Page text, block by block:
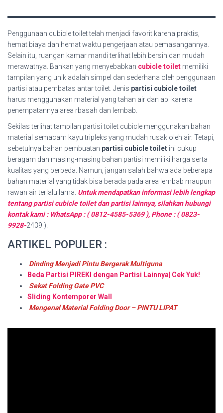
Penggunaan cubicle toilet telah menjadi favorit karena praktis,
hemat biaya dan hemat waktu pengerjaan atau pemasangannya.
Selain itu, ruangan kamar mandi terlihat lebih bersih dan mudah
merawatnya. Bahkan yang menyebabkan cubicle toilet memiliki
tampilan yang unik adalah simpel dan sederhana oleh penggunaan
partisi atau pembatas antar toilet. Jenis partisi cubicle toilet
harus menggunakan material yang tahan air dan api karena
penempatannya area rbasah dan lembab.
Sekilas terlihat tampilan partisi toilet cubicle menggunakan bahan
material semacam kayu tripleks yang mudah rusak oleh air. Tetapi,
sebetulnya bahan pembuatan partisi cubicle toilet ini cukup
beragam dan masing-masing bahan partisi memiliki harga serta
kualitas yang berbeda. Namun, jangan salah bahwa ada beberapa
bahan material yang tidak bisa berada pada area lembab maupun
rawan air terlalu lama. Untuk mendapatkan informasi lebih lengkap
tentang partisi cubicle toilet dan partisi lainnya, silahkan hubungi
kontak kami : WhatsApp : ( 0812-4585-5369 ), Phone : ( 0823-
9928-2439 ).
ARTIKEL POPULER :
Dinding Menjadi Pintu Bergerak Multiguna
Beda Partisi PIREKI dengan Partisi Lainnya| Cek Yuk!
Sekat Folding Gate PVC
Sliding Kontemporer Wall
Mengenal Material Folding Door – PINTU LIPAT